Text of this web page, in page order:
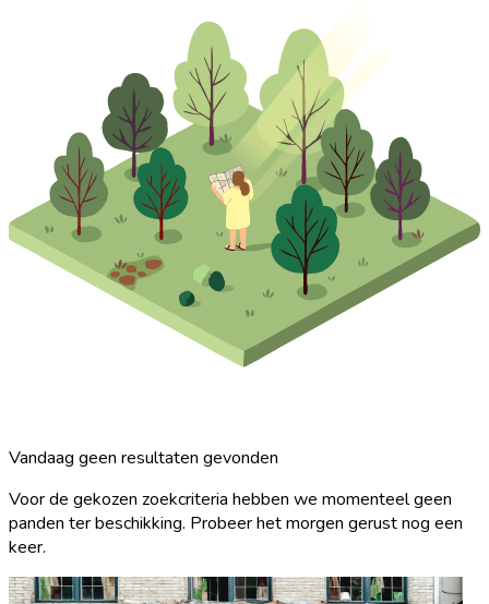
Vandaag geen resultaten gevonden
Voor de gekozen zoekcriteria hebben we momenteel geen
panden ter beschikking. Probeer het morgen gerust nog een
keer.